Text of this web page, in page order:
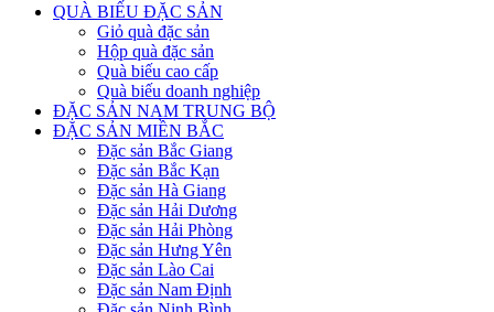
QUÀ BIẾU ĐẶC SẢN
Giỏ quà đặc sản
Hộp quà đặc sản
Quà biếu cao cấp
Quà biếu doanh nghiệp
ĐẶC SẢN NAM TRUNG BỘ
ĐẶC SẢN MIỀN BẮC
Đặc sản Bắc Giang
Đặc sản Bắc Kạn
Đặc sản Hà Giang
Đặc sản Hải Dương
Đặc sản Hải Phòng
Đặc sản Hưng Yên
Đặc sản Lào Cai
Đặc sản Nam Định